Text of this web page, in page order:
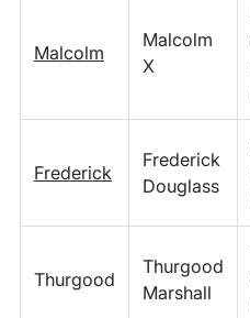
Malcolm
Malcolm
X
Frederick
Frederick
Douglass
Thurgood
Thurgood
Marshall